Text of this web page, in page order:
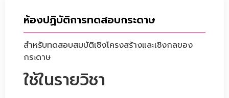
ห้องปฏิบัติการทดสอบกระดาษ
สำหรับทดสอบสมบัติเชิงโครงสร้างและเชิงกลของ
กระดาษ
ใช้ในรายวิชา